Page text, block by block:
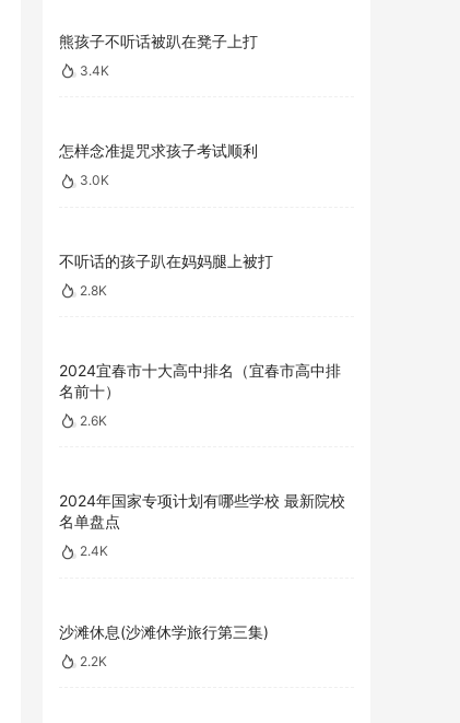
熊孩子不听话被趴在凳子上打
3.4K
怎样念准提咒求孩子考试顺利
3.0K
不听话的孩子趴在妈妈腿上被打
2.8K
2024宜春市十大高中排名（宜春市高中排
名前十）
2.6K
2024年国家专项计划有哪些学校 最新院校
名单盘点
2.4K
沙滩休息(沙滩休学旅行第三集)
2.2K